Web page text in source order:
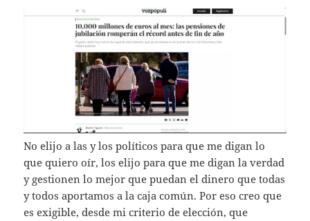
No elijo a las y los políticos para que me digan lo
que quiero oír, los elijo para que me digan la verdad
y gestionen lo mejor que puedan el dinero que todas
y todos aportamos a la caja común. Por eso creo que
es exigible, desde mi criterio de elección, que